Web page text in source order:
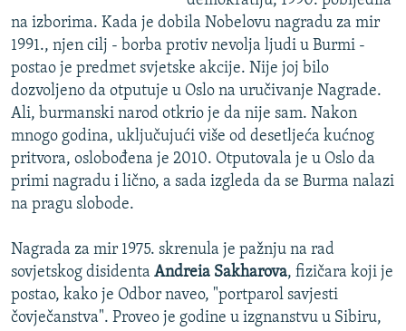
na izborima. Kada je dobila Nobelovu nagradu za mir
1991., njen cilj - borba protiv nevolja ljudi u Burmi -
postao je predmet svjetske akcije. Nije joj bilo
dozvoljeno da otputuje u Oslo na uručivanje Nagrade.
Ali, burmanski narod otkrio je da nije sam. Nakon
mnogo godina, uključujući više od desetljeća kućnog
pritvora, oslobođena je 2010. Otputovala je u Oslo da
primi nagradu i lično, a sada izgleda da se Burma nalazi
na pragu slobode.
Nagrada za mir 1975. skrenula je pažnju na rad
sovjetskog disidenta Andreia Sakharova, fizičara koji je
postao, kako je Odbor naveo, "portparol savjesti
čovječanstva". Proveo je godine u izgnanstvu u Sibiru,